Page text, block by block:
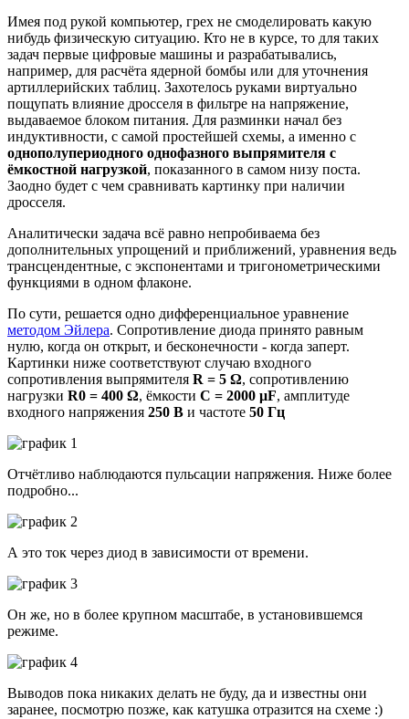
Имея под рукой компьютер, грех не смоделировать какую
нибудь физическую ситуацию. Кто не в курсе, то для таких
задач первые цифровые машины и разрабатывались,
например, для расчёта ядерной бомбы или для уточнения
артиллерийских таблиц. Захотелось руками виртуально
пощупать влияние дросселя в фильтре на напряжение,
выдаваемое блоком питания. Для разминки начал без
индуктивности, с самой простейшей схемы, а именно с
однополупериодного однофазного выпрямителя с
ёмкостной нагрузкой, показанного в самом низу поста.
Заодно будет с чем сравнивать картинку при наличии
дросселя.
Аналитически задача всё равно непробиваема без
дополнительных упрощений и приближений, уравнения ведь
трансцендентные, с экспонентами и тригонометрическими
функциями в одном флаконе.
По сути, решается одно дифференциальное уравнение
методом Эйлера. Сопротивление диода принято равным
нулю, когда он открыт, и бесконечности - когда заперт.
Картинки ниже соответствуют случаю входного
сопротивления выпрямителя R = 5 Ω, сопротивлению
нагрузки R0 = 400 Ω, ёмкости C = 2000 μF, амплитуде
входного напряжения 250 В и частоте 50 Гц
Отчётливо наблюдаются пульсации напряжения. Ниже более
подробно...
А это ток через диод в зависимости от времени.
Он же, но в более крупном масштабе, в установившемся
режиме.
Выводов пока никаких делать не буду, да и известны они
заранее, посмотрю позже, как катушка отразится на схеме :)